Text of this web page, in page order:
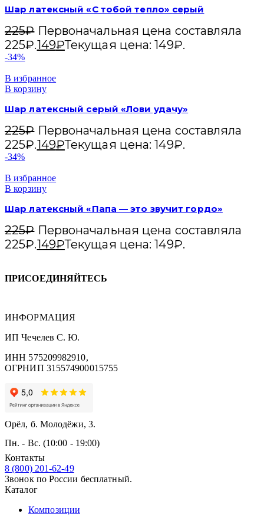
Шар латексный «С тобой тепло» серый
225₽ Первоначальная цена составляла
225₽.149₽Текущая цена: 149₽.
-34%
В избранное
В корзину
Шар латексный серый «Лови удачу»
225₽ Первоначальная цена составляла
225₽.149₽Текущая цена: 149₽.
-34%
В избранное
В корзину
Шар латексный «Папа — это звучит гордо»
225₽ Первоначальная цена составляла
225₽.149₽Текущая цена: 149₽.
ПРИСОЕДИНЯЙТЕСЬ
ИНФОРМАЦИЯ
ИП Чечелев С. Ю.
ИНН 575209982910,
ОГРНИП 315574900015755
Орёл, б. Молодёжи, 3.
Пн. - Вс. (10:00 - 19:00)
Контакты
8 (800) 201-62-49
Звонок по России бесплатный.
Каталог
Композиции